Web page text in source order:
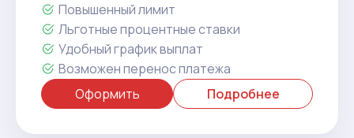
Повышенный лимит
Льготные процентные ставки
Удобный график выплат
Возможен перенос платежа
Оформить
Подробнее